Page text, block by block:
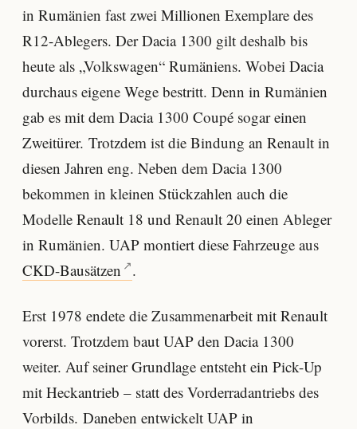
in Rumänien fast zwei Millionen Exemplare des
R12-Ablegers. Der Dacia 1300 gilt deshalb bis
heute als „Volkswagen“ Rumäniens. Wobei Dacia
durchaus eigene Wege bestritt. Denn in Rumänien
gab es mit dem Dacia 1300 Coupé sogar einen
Zweitürer. Trotzdem ist die Bindung an Renault in
diesen Jahren eng. Neben dem Dacia 1300
bekommen in kleinen Stückzahlen auch die
Modelle Renault 18 und Renault 20 einen Ableger
in Rumänien. UAP montiert diese Fahrzeuge aus
CKD-Bausätzen
.
Erst 1978 endete die Zusammenarbeit mit Renault
vorerst. Trotzdem baut UAP den Dacia 1300
weiter. Auf seiner Grundlage entsteht ein Pick-Up
mit Heckantrieb – statt des Vorderradantriebs des
Vorbilds. Daneben entwickelt UAP in